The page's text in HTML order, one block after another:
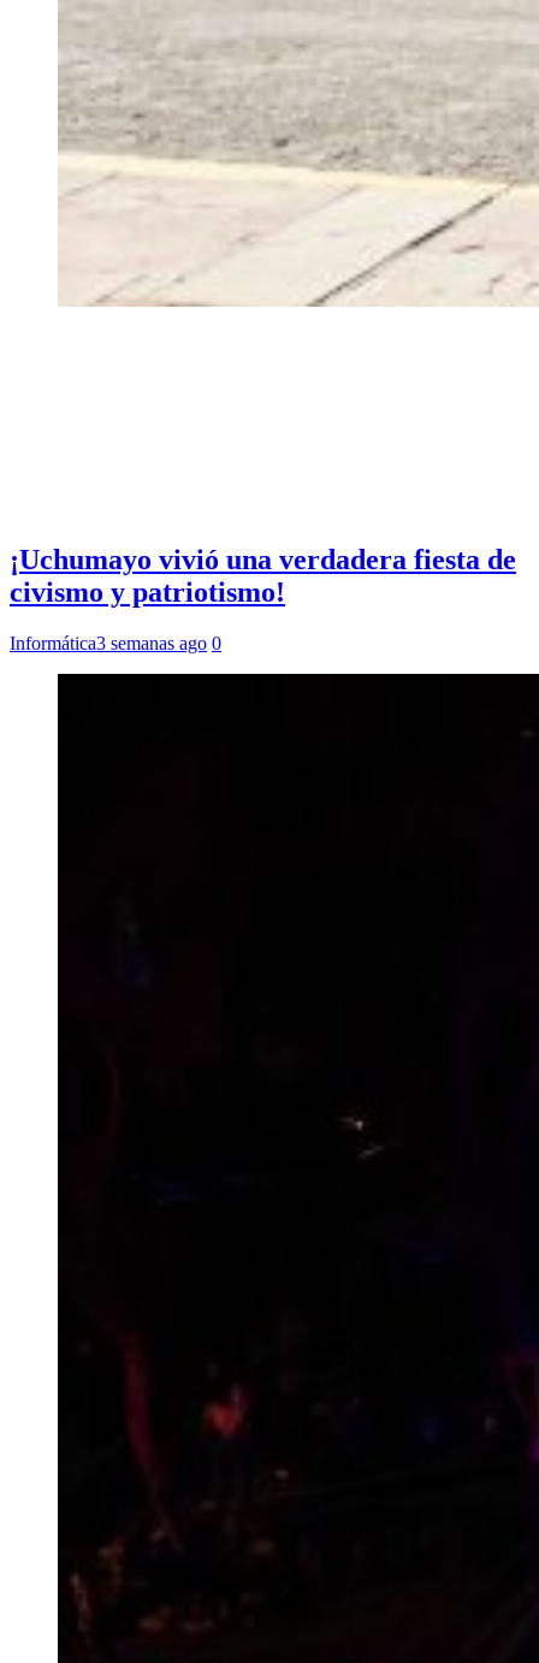
¡Uchumayo vivió una verdadera fiesta de
civismo y patriotismo!
Informática3 semanas ago 0